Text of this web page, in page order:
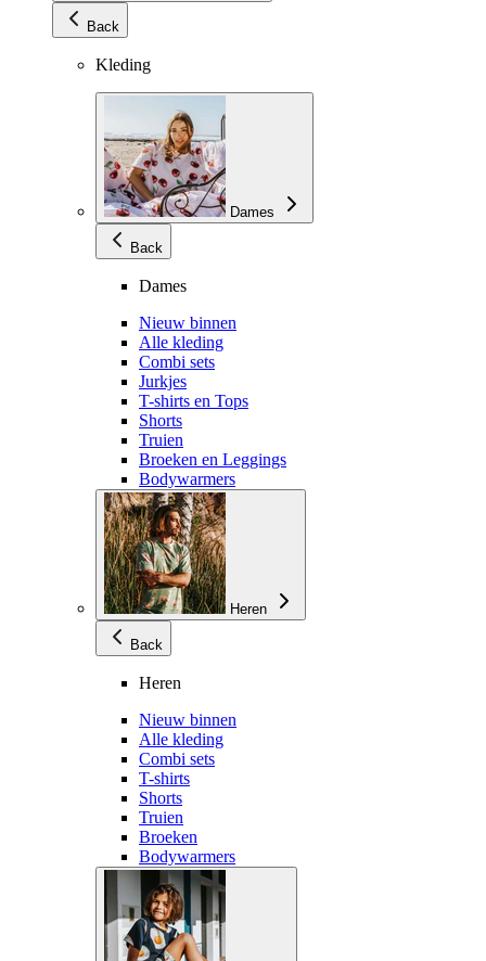
Back
Kleding
Dames
Back
Dames
Nieuw binnen
Alle kleding
Combi sets
Jurkjes
T-shirts en Tops
Shorts
Truien
Broeken en Leggings
Bodywarmers
Heren
Back
Heren
Nieuw binnen
Alle kleding
Combi sets
T-shirts
Shorts
Truien
Broeken
Bodywarmers